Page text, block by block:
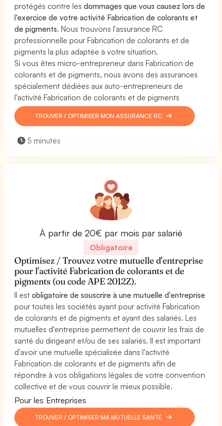
protégés contre lesdommages que vous causez lors de
l'exercice de votre activité Fabrication de colorants et
de pigments. Nous trouvons l'assurance RC
professionnelle pour Fabrication de colorants et de
pigments la plus adaptée à votre situation.
Si vous êtes micro-entrepreneur dans Fabrication de
colorants et de pigments, nous avons des assurances
spécialement dédiées aux auto-entrepreneurs de
l'activité Fabrication de colorants et de pigments
TROUVER / OPTIMISER MON ASSURANCE RC
5 minutes
À partir de 20€ par mois par salarié
Obligatoire
Optimisez / Trouvez votre mutuelle d'entreprise
pour l'activité Fabrication de colorants et de
pigments (ou code APE 2012Z).
Il estobligatoire de souscrire à une mutuelle d'entreprise
pour toutes les sociétés ayant pour activité Fabrication
de colorants et de pigments et ayant des salariés. Les
mutuelles d'entreprise permettent de couvrir les frais de
santé du dirigeant et/ou de ses salariés. Il est important
d'avoir une mutuelle spécialisée dans l'activité
Fabrication de colorants et de pigments afin de
répondre à vos obligations légales de votre convention
collective et de vous couvrir le mieux possible.
Pour les Entreprises
TROUVER / OPTIMISER MA MUTUELLE SANTÉ